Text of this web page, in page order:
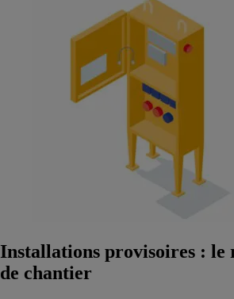
Installations provisoires : le
de chantier